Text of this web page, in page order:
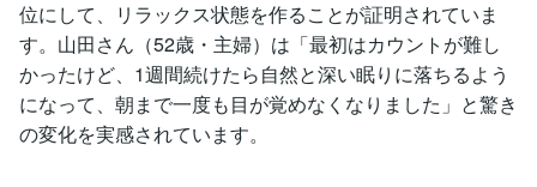
位にして、リラックス状態を作ることが証明されていま
す。山田さん（52歳・主婦）は「最初はカウントが難し
かったけど、1週間続けたら自然と深い眠りに落ちるよう
になって、朝まで一度も目が覚めなくなりました」と驚き
の変化を実感されています。